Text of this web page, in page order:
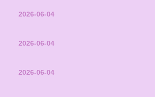
2026-06-04
2026-06-04
2026-06-04